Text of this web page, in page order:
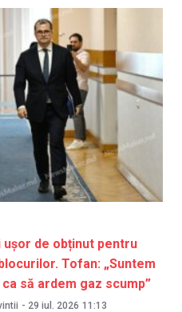
ușor de obținut pentru
Tofan: „Suntem
să ardem gaz scump”
- 29 iul. 2026 11:13